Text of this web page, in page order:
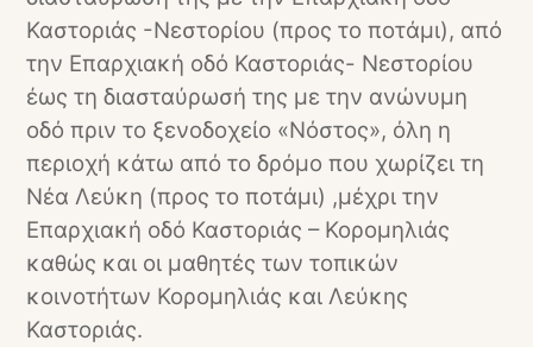
Καστοριάς -Νεστορίου (προς το ποτάμι), από
την Επαρχιακή οδό Καστοριάς- Νεστορίου
έως τη διασταύρωσή της με την ανώνυμη
οδό πριν το ξενοδοχείο «Νόστος», όλη η
περιοχή κάτω από το δρόμο που χωρίζει τη
Νέα Λεύκη (προς το ποτάμι) ,μέχρι την
Επαρχιακή οδό Καστοριάς – Κορομηλιάς
καθώς και οι μαθητές των τοπικών
κοινοτήτων Κορομηλιάς και Λεύκης
Καστοριάς.